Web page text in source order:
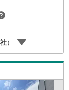
社）